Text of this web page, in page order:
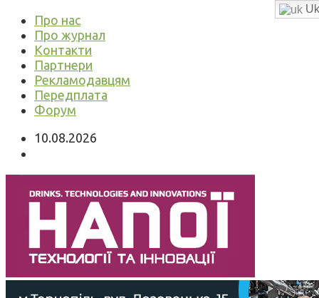
Про нас
Про журнал
Контакти
Партнери
Рекламодавцям
Передплата
Форум
10.08.2026